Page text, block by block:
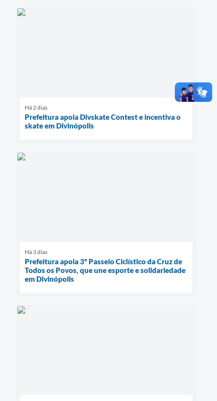
Há 2 dias
Prefeitura apoia Divskate Contest e incentiva o
skate em Divinópolis
Há 3 dias
Prefeitura apoia 3º Passeio Ciclístico da Cruz de
Todos os Povos, que une esporte e solidariedade
em Divinópolis